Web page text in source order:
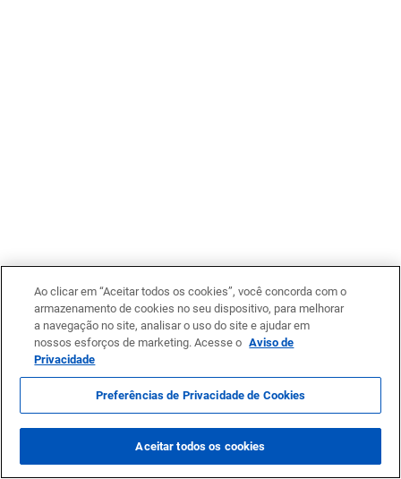
Ao clicar em “Aceitar todos os cookies”, você concorda com o
armazenamento de cookies no seu dispositivo, para melhorar
a navegação no site, analisar o uso do site e ajudar em
nossos esforços de marketing. Acesse o Aviso de
Privacidade
Preferências de Privacidade de Cookies
Aceitar todos os cookies